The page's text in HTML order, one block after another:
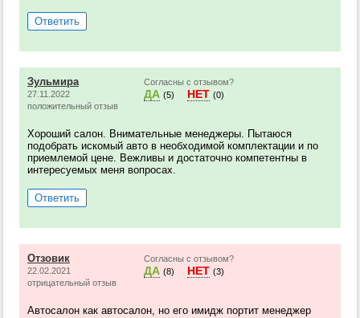
Ответить
Зульмира
27.11.2022
положительный отзыв
Согласны с отзывом?
ДА (5) НЕТ (0)
Хороший салон. Внимательные менеджеры. Пытаюся
подобрать искомый авто в необходимой комплектации и по
приемлемой цене. Вежливы и достаточно компетентны в
интересуемых меня вопросах.
Ответить
Отзовик
22.02.2021
отрицательный отзыв
Согласны с отзывом?
ДА (8) НЕТ (3)
Автосалон как автосалон, но его имидж портит менеджер